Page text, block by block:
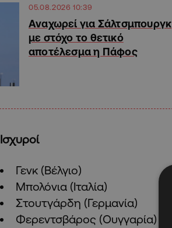
05.08.2026 10:39
Αναχωρεί για Σάλτσμπουργκ
με στόχο το θετικό
αποτέλεσμα η Πάφος
Ισχυροί
Γενκ (Βέλγιο)
Μπολόνια (Ιταλία)
Στουτγάρδη (Γερμανία)
Φερεντσβάρος (Ουγγαρία)